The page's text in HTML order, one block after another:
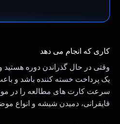
کاری که انجام می دهد
وقتی در حال گذراندن دوره هستید و
سرعت کارت های مطالعه را در
قایقرانی، دمیدن شیشه و انواع